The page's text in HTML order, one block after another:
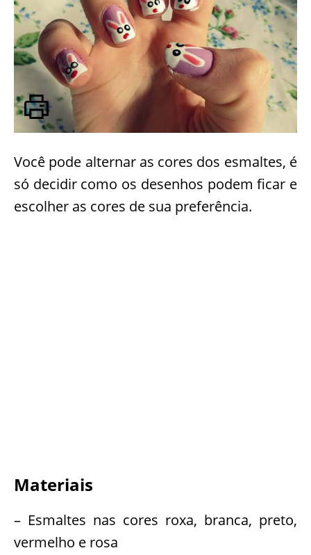
Você pode alternar as cores dos esmaltes, é
só decidir como os desenhos podem ficar e
escolher as cores de sua preferência.
Materiais
– Esmaltes nas cores roxa, branca, preto,
vermelho e rosa